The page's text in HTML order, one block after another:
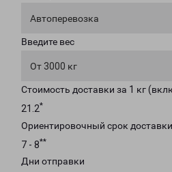
Автоперевозка
Введите вес
От 3000 кг
Стоимость доставки за 1 кг
21.2*
Ориентировочный срок доставки
7 - 8**
Дни отправки